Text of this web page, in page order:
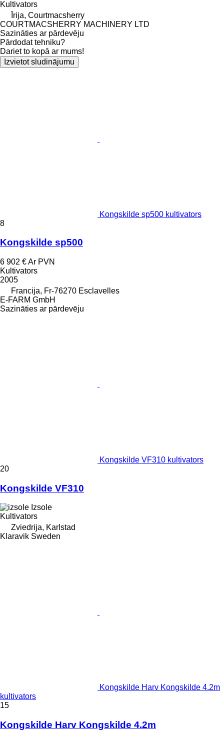
Kultivators
Īrija, Courtmacsherry
COURTMACSHERRY MACHINERY LTD
Sazināties ar pārdevēju
Pārdodat tehniku?
Dariet to kopā ar mums!
Izvietot sludinājumu
Kongskilde sp500 kultivators
8
Kongskilde sp500
6 902 €Ar PVN
Kultivators
2005
Francija, Fr-76270 Esclavelles
E-FARM GmbH
Sazināties ar pārdevēju
Kongskilde VF310 kultivators
20
Kongskilde VF310
Izsole
Kultivators
Zviedrija, Karlstad
Klaravik Sweden
Kongskilde Harv Kongskilde 4.2m
kultivators
15
Kongskilde Harv Kongskilde 4.2m